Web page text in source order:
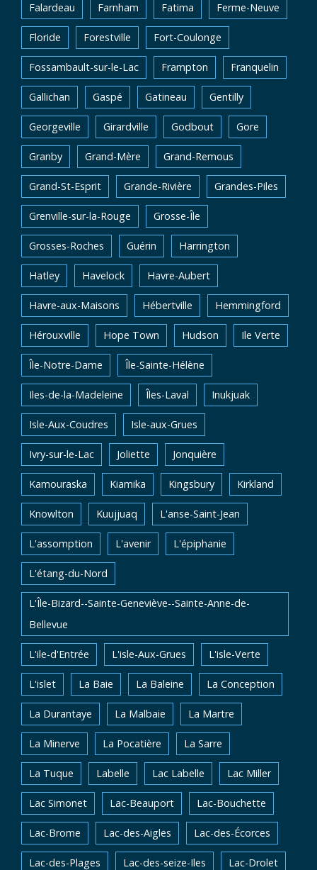
Falardeau Farnham Fatima Ferme-Neuve
Floride Forestville Fort-Coulonge
Fossambault-sur-le-Lac Frampton Franquelin
Gallichan Gaspé Gatineau Gentilly
Georgeville Girardville Godbout Gore
Granby Grand-Mère Grand-Remous
Grand-St-Esprit Grande-Rivière Grandes-Piles
Grenville-sur-la-Rouge Grosse-Île
Grosses-Roches Guérin Harrington
Hatley Havelock Havre-Aubert
Havre-aux-Maisons Hébertville Hemmingford
Hérouxville Hope Town Hudson Ile Verte
Île-Notre-Dame Île-Sainte-Hélène
Iles-de-la-Madeleine Îles-Laval Inukjuak
Isle-Aux-Coudres Isle-aux-Grues
Ivry-sur-le-Lac Joliette Jonquière
Kamouraska Kiamika Kingsbury Kirkland
Knowlton Kuujjuaq L'anse-Saint-Jean
L'assomption L'avenir L'épiphanie
L'étang-du-Nord
L'Île-Bizard--Sainte-Geneviève--Sainte-Anne-de-
Bellevue
L'ile-d'Entrée L'isle-Aux-Grues L'isle-Verte
L'islet La Baie La Baleine La Conception
La Durantaye La Malbaie La Martre
La Minerve La Pocatière La Sarre
La Tuque Labelle Lac Labelle Lac Miller
Lac Simonet Lac-Beauport Lac-Bouchette
Lac-Brome Lac-des-Aigles Lac-des-Écorces
Lac-des-Plages Lac-des-seize-Iles Lac-Drolet